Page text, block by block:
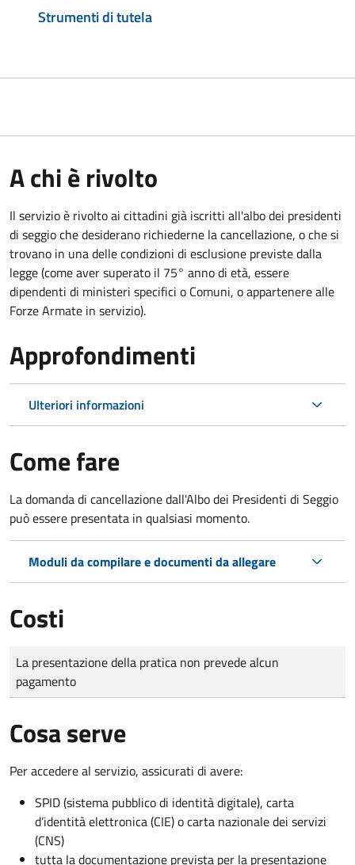
Strumenti di tutela
A chi è rivolto
Il servizio è rivolto ai cittadini già iscritti all'albo dei presidenti
di seggio che desiderano richiederne la cancellazione, o che si
trovano in una delle condizioni di esclusione previste dalla
legge (come aver superato il 75° anno di età, essere
dipendenti di ministeri specifici o Comuni, o appartenere alle
Forze Armate in servizio).
Approfondimenti
Ulteriori informazioni
Come fare
La domanda di cancellazione dall'Albo dei Presidenti di Seggio
può essere presentata in qualsiasi momento.
Moduli da compilare e documenti da allegare
Costi
Tipo di pagamento
Importo
La presentazione della pratica non prevede alcun
pagamento
Cosa serve
Per accedere al servizio, assicurati di avere:
SPID (sistema pubblico di identità digitale), carta
d’identità elettronica (CIE) o carta nazionale dei servizi
(CNS)
tutta la documentazione prevista per la presentazione